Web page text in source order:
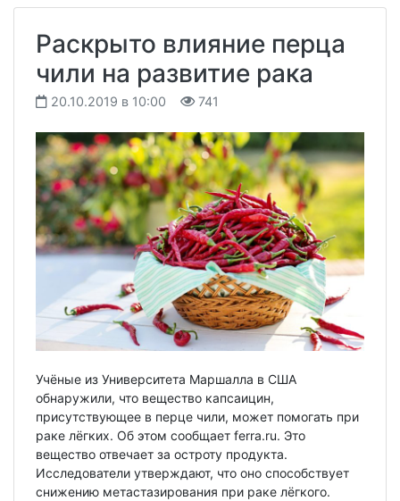
Раскрыто влияние перца
чили на развитие рака
20.10.2019 в 10:00 741
Учёные из Университета Маршалла в США
обнаружили, что вещество капсаицин,
присутствующее в перце чили, может помогать при
раке лёгких. Об этом сообщает ferra.ru. Это
вещество отвечает за остроту продукта.
Исследователи утверждают, что оно способствует
снижению метастазирования при раке лёгкого.